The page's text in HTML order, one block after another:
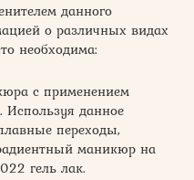
данного
о различных видах
необходима:
с применением
Используя данное
переходы,
маникюр на
гель лак.